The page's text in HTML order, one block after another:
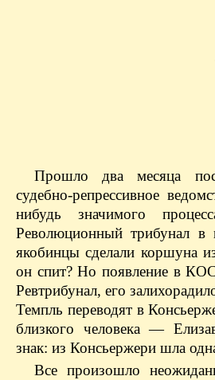
Прошло два месяца
судебно-репрессивное
нибудь значимого
Революционный трибунал в
якобинцы сделали коршуна
он спит? Но появление в
Ревтрибунал, его
Темпль переводят в
близкого человека —
знак: из Консьержери шла
Все произошло